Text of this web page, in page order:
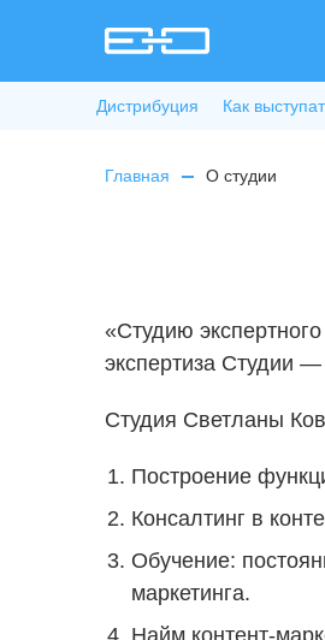
Дистрибуция Как
Главная О студии
«Студию
экспертиза Студии —
Студия Светланы
Построение
Консалтинг в
Обучение:
маркетинга.
Найм контент-